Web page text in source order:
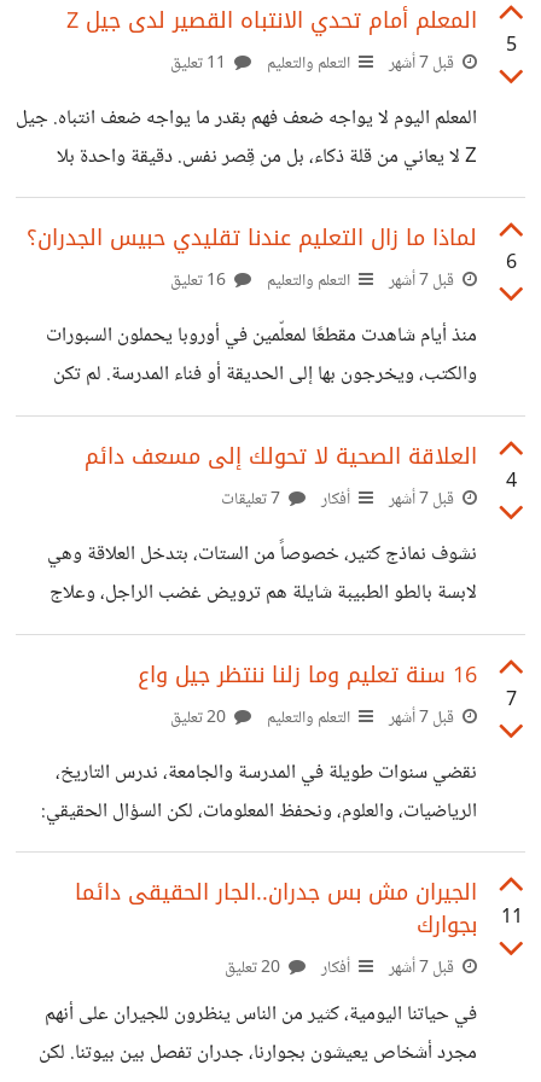
مجرد شعور، بل موقف يعيد ترتيب نظرتنا للحياة ويمنحها معنى
أعمق. كثيرا ما ندعى بالزواج والاستقرار ونقول لو يجى النصيب
مسئولية تهد الحيل ،طلبات مش بتخلص حريتى انسحبت منى
ومع كل ذلك، ننسى أننا بالفعل نمتلك
5
المعلم أمام تحدي الانتباه القصير لدى جيل Z
قبل 7 أشهر التعلم والتعليم
المعلم اليوم لا يواجه ضعف فهم بقدر ما يواجه ضعف انتباه. جيل
Z لا يعاني من قلة ذكاء، بل من قِصر نفس. دقيقة واحدة بلا
تفاعل كفيلة بأن تسحب الطالب إلى عالم آخر، غالبًا داخل شاشة
صغيرة في يده.هذا يتكرر داخل الفصول يوميًا. نبدأ الشرح
بتعريفات مرتبة، ونخطط للوصول إلى الفكرة لاحقًا، لكن كثيرًا
من الطلاب يغادرون ذهنيًا قبل أن نصل إليها. ليس لأن الدرس
ممل، بل لأن الإيقاع لا يشبه عالمهم. في فيلم Freedom
Writers، تدخل معلمة فصلًا فاقدًا
6
لماذا ما زال التعليم عندنا تقليدي حبيس الجدران؟
قبل 7 أشهر التعلم والتعليم
منذ أيام شاهدت مقطعًا لمعلّمين في أوروبا يحملون السبورات
والكتب، ويخرجون بها إلى الحديقة أو فناء المدرسة. لم تكن
فسحة، ولا تغيير جو مؤقت، بل حصة كاملة تُدار خارج الجدران.
فصل دراسي، لكن خارج الصندوق.لدينا تصور راسخ أن التعلّم لا
يحدث إلا إذا كان الطالب جالسًا في صف مستقيم، ينظر إلى
الحائط، ويمسك كتابه فوق التختة. كأن الفهم مرتبط بالمكان، لا
بالتجربة. مع أن التعليم خارج الفصل يفتح بابًا لمهارات لا يمكن
اكتسابها في وضعية الجلوس الطويلة؛ مثل الملاحظة، والتفاعل
4
العلاقة الصحية لا تحولك إلى مسعف دائم
قبل 7 أشهر أفكار
نشوف نماذج كتير، خصوصاً من الستات، بتدخل العلاقة وهي
لابسة بالطو الطبيبة شايلة هم ترويض غضب الراجل، وعلاج
صدمات طفولته، وطبطبة خيبات شغله، ومحاولة إصلاحه
مشروع تخرج مش بني آدم.الواقع بيقول إن الانخراط في دور
طرف فيها بيعالج والتاني بيستنزف. الجميل في الحب إنه بيسند،
بس فيه خيط رفيع بين إنك تكون معاه في أزمته وبين إنك كون
الأوكسجين
7
16 سنة تعليم وما زلنا ننتظر جيل واع
قبل 7 أشهر التعلم والتعليم
نقضي سنوات طويلة في المدرسة والجامعة، ندرس التاريخ،
الرياضيات، والعلوم، ونحفظ المعلومات، لكن السؤال الحقيقي:
هل هذه السنوات تعلّمنا كيف نفكر، نحل المشاكل، ونتعامل مع
الواقع، أم أننا نخرج بمجموعة من الحقائق الجافة دون القدرة
على استخدامها في حياتنا اليومية؟ الواقع يشير إلى أن الوعي لا
يقاس بالسنوات الدراسية أو الشهادات، بل بقدرتنا على التعامل
مع المواقف اليومية، وتحمل المسؤوليات الحقيقية، واتخاذ
قرارات مستنيرة. كثير من الطلاب ينهون تعليمهم الأكاديمي وهم
11
الجيران مش بس جدران..الجار الحقيقى دائما
بجوارك
قبل 7 أشهر أفكار
في حياتنا اليومية، كثير من الناس ينظرون للجيران على أنهم
مجرد أشخاص يعيشون بجوارنا، جدران تفصل بين بيوتنا. لكن